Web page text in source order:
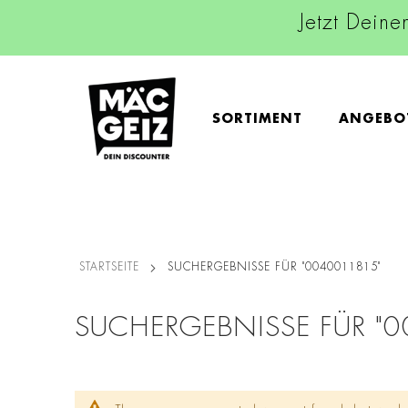
Jetzt
SORTIMENT
STARTSEITE SUCHERGEBNISSE FÜR "0040011815"
SUCHERGEBNISSE FÜR